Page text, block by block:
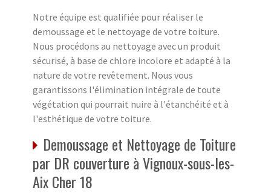
Notre équipe est qualifiée pour réaliser le
demoussage et le nettoyage de votre toiture.
Nous procédons au nettoyage avec un produit
sécurisé, à base de chlore incolore et adapté à la
nature de votre revêtement. Nous vous
garantissons l'élimination intégrale de toute
végétation qui pourrait nuire à l'étanchéité et à
l'esthétique de votre toiture.
Demoussage et Nettoyage de Toiture
par DR couverture à Vignoux-sous-les-
Aix Cher 18